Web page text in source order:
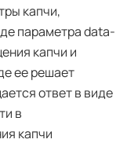
капчи,
параметра data-
капчи и
ее решает
ответ в виде
в
капчи